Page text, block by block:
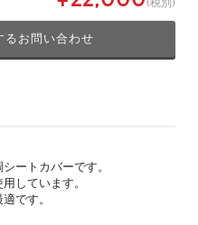
(税別)
るお問い合わせ
ートカバーです。
しています。
です。